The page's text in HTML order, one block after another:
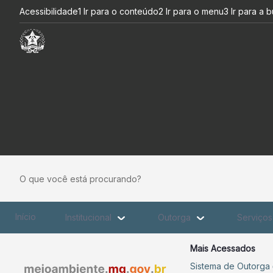
Pular para o Conteúdo principal
Norma de referência da
Acessibilidade1 Ir para o conteúdo2 Ir para o menu3 Ir para a
O que você está procurando?
Início Institucional Outorga Serviços
Mais Acessados